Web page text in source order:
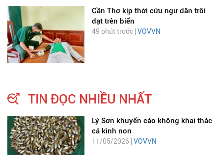
Cần Thơ kịp thời cứu ngư dân trôi
dạt trên biển
49 phút trước | VOVVN
TIN ĐỌC NHIỀU NHẤT
Lý Sơn khuyến cáo không khai thác
cá kình non
11/05/2026 | VOVVN